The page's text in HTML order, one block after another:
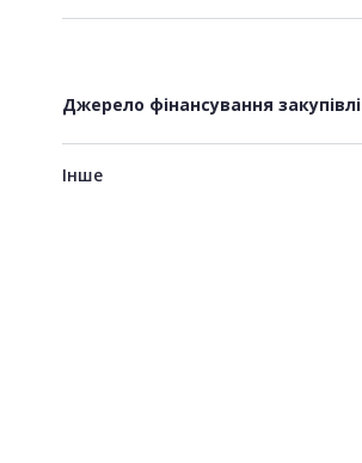
Джерело фінансування закупівлі
Інше